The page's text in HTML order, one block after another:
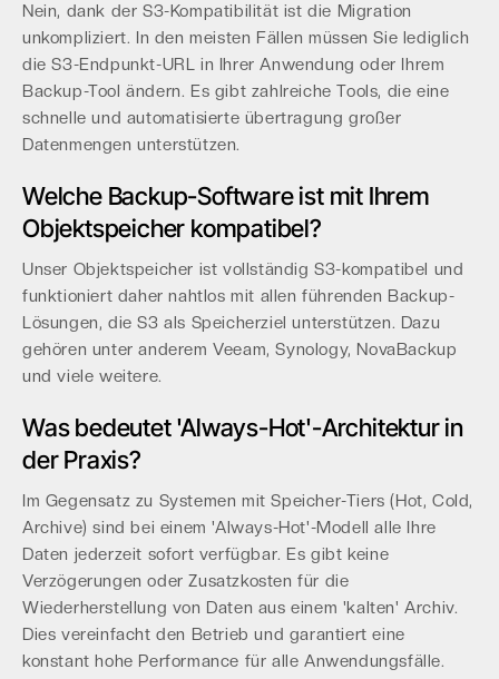
Nein, dank der S3-Kompatibilität ist die Migration
unkompliziert. In den meisten Fällen müssen Sie lediglich
die S3-Endpunkt-URL in Ihrer Anwendung oder Ihrem
Backup-Tool ändern. Es gibt zahlreiche Tools, die eine
schnelle und automatisierte übertragung großer
Datenmengen unterstützen.
Welche Backup-Software ist mit Ihrem
Objektspeicher kompatibel?
Unser Objektspeicher ist vollständig S3-kompatibel und
funktioniert daher nahtlos mit allen führenden Backup-
Lösungen, die S3 als Speicherziel unterstützen. Dazu
gehören unter anderem Veeam, Synology, NovaBackup
und viele weitere.
Was bedeutet 'Always-Hot'-Architektur in
der Praxis?
Im Gegensatz zu Systemen mit Speicher-Tiers (Hot, Cold,
Archive) sind bei einem 'Always-Hot'-Modell alle Ihre
Daten jederzeit sofort verfügbar. Es gibt keine
Verzögerungen oder Zusatzkosten für die
Wiederherstellung von Daten aus einem 'kalten' Archiv.
Dies vereinfacht den Betrieb und garantiert eine
konstant hohe Performance für alle Anwendungsfälle.